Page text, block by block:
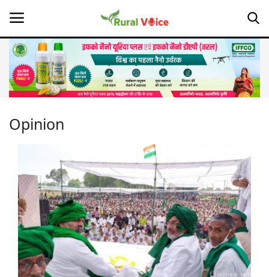
Home
Leadership Profiles
Opinion
Politics
Magazine
Opinion